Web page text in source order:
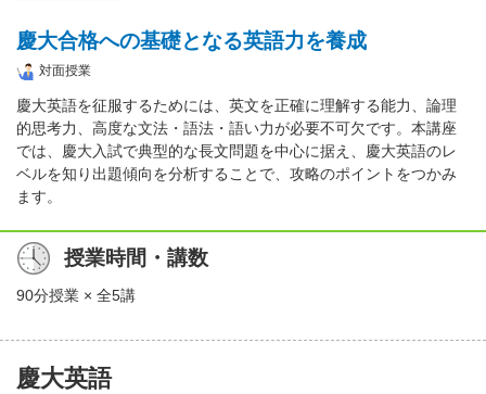
慶大合格への基礎となる英語力を養成
対面授業
慶大英語を征服するためには、英文を正確に理解する能力、論理
的思考力、高度な文法・語法・語い力が必要不可欠です。本講座
では、慶大入試で典型的な長文問題を中心に据え、慶大英語のレ
ベルを知り出題傾向を分析することで、攻略のポイントをつかみ
ます。
授業時間・講数
90分授業 × 全5講
慶大英語